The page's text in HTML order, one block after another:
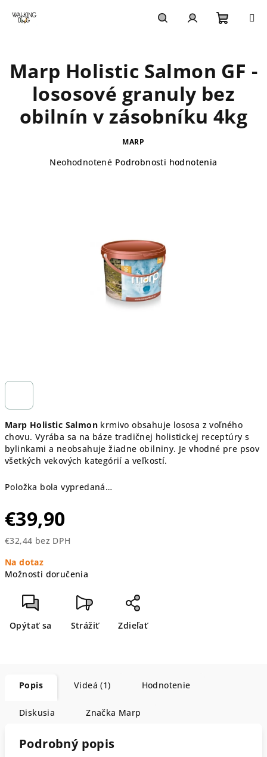
košík
Marp Holistic Salmon krmivo obsahuje lososa z voľného
chovu. Vyrába sa na báze tradičnej holistickej receptúry s
bylinkami a neobsahuje žiadne obilniny. Je vhodné pre psov
všetkých vekových kategórií a veľkostí.
Položka bola vypredaná…
€39,90
€32,44 bez DPH
cena:
Na dotaz
Možnosti doručenia
Opýtať sa Strážiť Zdieľať
Marp Holistic Salmon GF -
lososové granuly bez
obilnín v zásobníku 4kg
MARP
Priemerné
Neohodnotené Podrobnosti hodnotenia
Popis Videá (1) Hodnotenie
Diskusia Značka Marp
Podrobný popis